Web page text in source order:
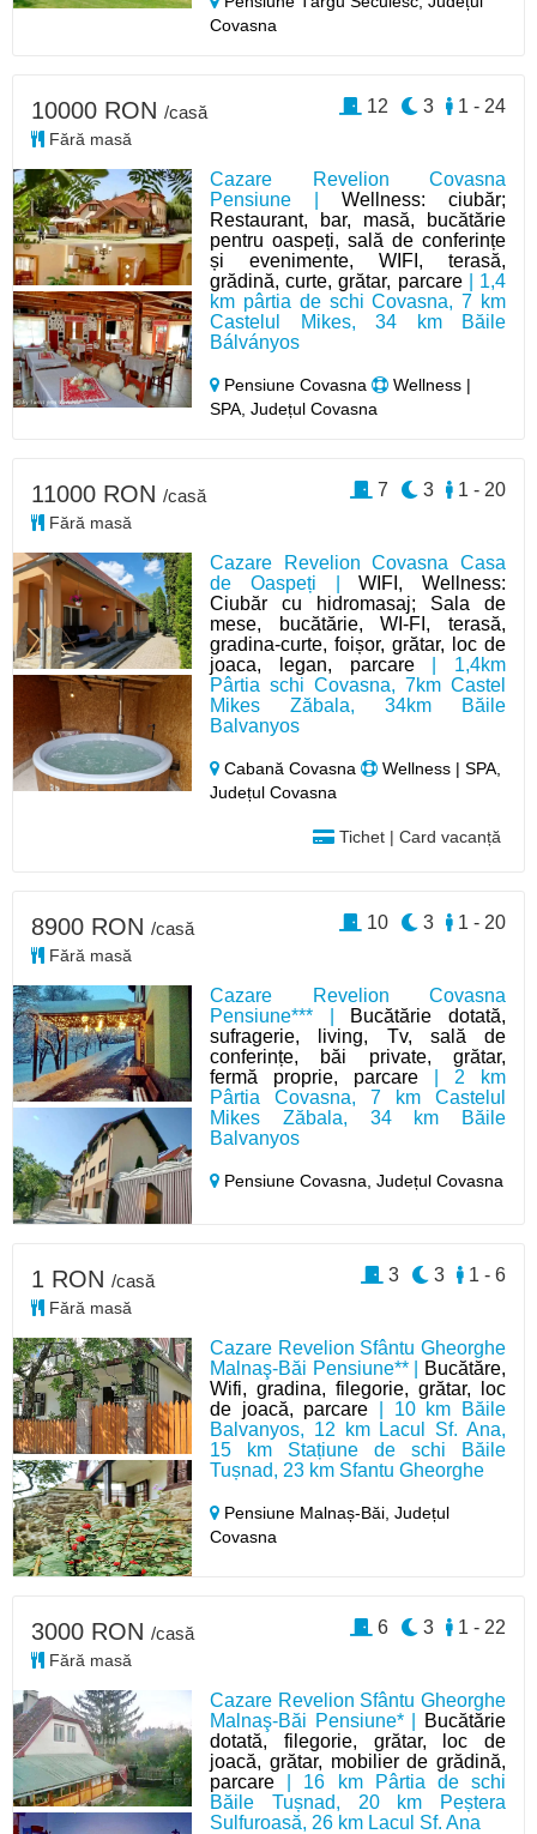
Covasna
Cazare Revelion Covasna
Pensiune |Wellness: ciubăr;
Restaurant, bar, masă, bucătărie
pentru oaspeți, sală de conferințe
și evenimente, WIFI, terasă,
grădină, curte, grătar, parcare| 1,4
km pârtia de schi Covasna, 7 km
Castelul Mikes, 34 km Băile
Bálványos
Pensiune Covasna
Wellness |
SPA, Județul Covasna
10000 RON /casă
Fără masă
1 - 24
3
12
Cazare Revelion Covasna Casa
de Oaspeți |WIFI, Wellness:
Ciubăr cu hidromasaj; Sala de
mese, bucătărie, WI-FI, terasă,
gradina-curte, foișor, grătar, loc de
joaca, legan, parcare| 1,4km
Pârtia schi Covasna, 7km Castel
Mikes Zăbala, 34km Băile
Balvanyos
Cabană Covasna
Wellness | SPA,
Județul Covasna
Tichet | Card vacanță
11000 RON /casă
Fără masă
1 - 20
3
7
Cazare Revelion Covasna
Pensiune*** | Bucătărie dotată,
sufragerie, living, Tv, sală de
conferințe, băi private, grătar,
fermă proprie, parcare | 2 km
Pârtia Covasna, 7 km Castelul
Mikes Zăbala, 34 km Băile
Balvanyos
Pensiune Covasna,Județul Covasna
8900 RON /casă
Fără masă
1 - 20
3
10
Cazare Revelion Sfântu Gheorghe
Malnaş-Băi Pensiune** |
Bucătăre,
Wifi, gradina, filegorie, grătar, loc
de joacă, parcare | 10 km Băile
Balvanyos, 12 km Lacul Sf. Ana,
15 km Stațiune de schi Băile
Tușnad, 23 km Sfantu Gheorghe
Pensiune Malnaș-Băi,Județul
Covasna
1 RON /casă
Fără masă
1 - 6
3
3
Cazare Revelion Sfântu Gheorghe
Malnaş-Băi Pensiune* |
Bucătărie
dotată, filegorie, grătar, loc de
joacă, grătar, mobilier de grădină,
parcare | 16 km Pârtia de schi
Băile Tușnad, 20 km Peștera
Sulfuroasă, 26 km Lacul Sf. Ana
3000 RON /casă
Fără masă
1 - 22
3
6